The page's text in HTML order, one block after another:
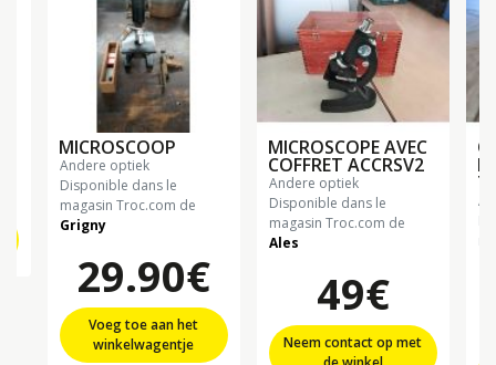
MICROSCOOP
andere optiek
Disponible dans le
magasin Troc.com de
Grigny
29.90€
Voeg toe aan het
winkelwagentje
MICROSCOPE AVEC
COFFRET ACCRSV2
andere optiek
Disponible dans le
magasin Troc.com de
Ales
49€
Neem contact op met